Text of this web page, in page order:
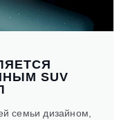
SUV
семьи дизайном,